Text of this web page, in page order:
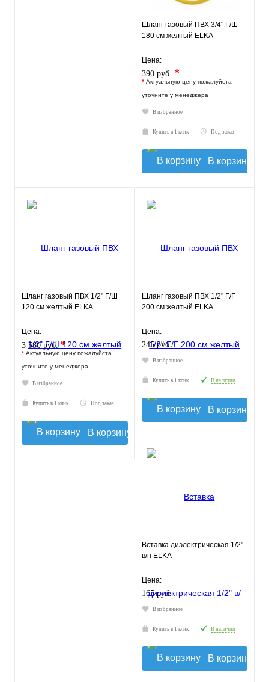
Шланг газовый ПВХ 3/4" Г/Ш
180 см желтый ELKA
Цена:
390 руб. *
* Актуальную цену пожалуйста
уточните у менеджера
В избранное
Купить в 1 клик Под заказ
В корзину
Шланг газовый ПВХ 1/2" Г/Ш
120 см желтый ELKA
Цена:
3 580 руб. *
* Актуальную цену пожалуйста
уточните у менеджера
В избранное
Купить в 1 клик Под заказ
В корзину
Шланг газовый ПВХ 1/2" Г/Г
200 см желтый ELKA
Цена:
245 руб.
В избранное
Купить в 1 клик В наличии
В корзину
Вставка диэлектрическая 1/2"
в/н ELKA
Цена:
165 руб.
В избранное
Купить в 1 клик В наличии
В корзину